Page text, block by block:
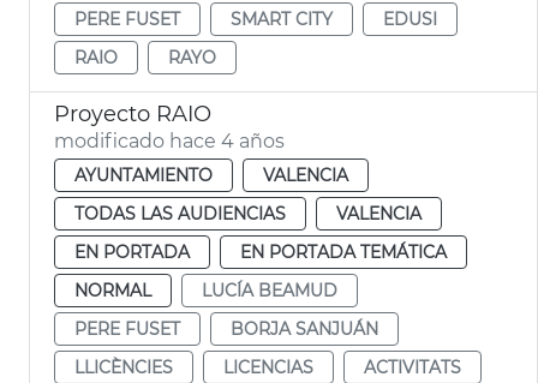
PERE FUSET
SMART CITY
EDUSI
RAIO
RAYO
Proyecto RAIO
modificado hace 4 años
AYUNTAMIENTO
VALENCIA
TODAS LAS AUDIENCIAS
VALENCIA
EN PORTADA
EN PORTADA TEMÁTICA
NORMAL
LUCÍA BEAMUD
PERE FUSET
BORJA SANJUÁN
LLICÈNCIES
LICENCIAS
ACTIVITATS